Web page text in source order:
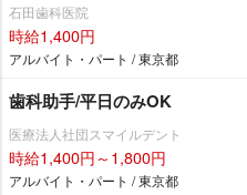
石田歯科医院
時給1,400円
アルバイト・パート / 東京都
歯科助手/平日のみOK
医療法人社団スマイルデント
時給1,400円～1,800円
アルバイト・パート / 東京都